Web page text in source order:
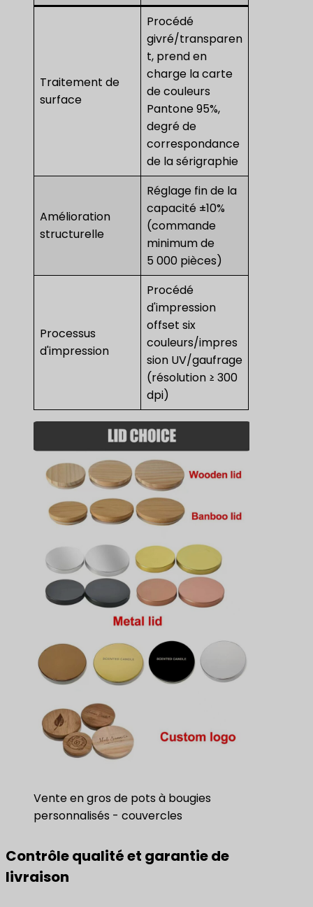
Traitement de
surface
Procédé
givré/transparen
t, prend en
charge la carte
de couleurs
Pantone 95%,
degré de
correspondance
de la sérigraphie
Amélioration
structurelle
Réglage fin de la
capacité ±10%
(commande
minimum de
5 000 pièces)
Processus
d'impression
Procédé
d'impression
offset six
couleurs/impres
sion UV/gaufrage
(résolution ≥ 300
dpi)
Vente en gros de pots à bougies
personnalisés - couvercles
Contrôle qualité et garantie de
livraison